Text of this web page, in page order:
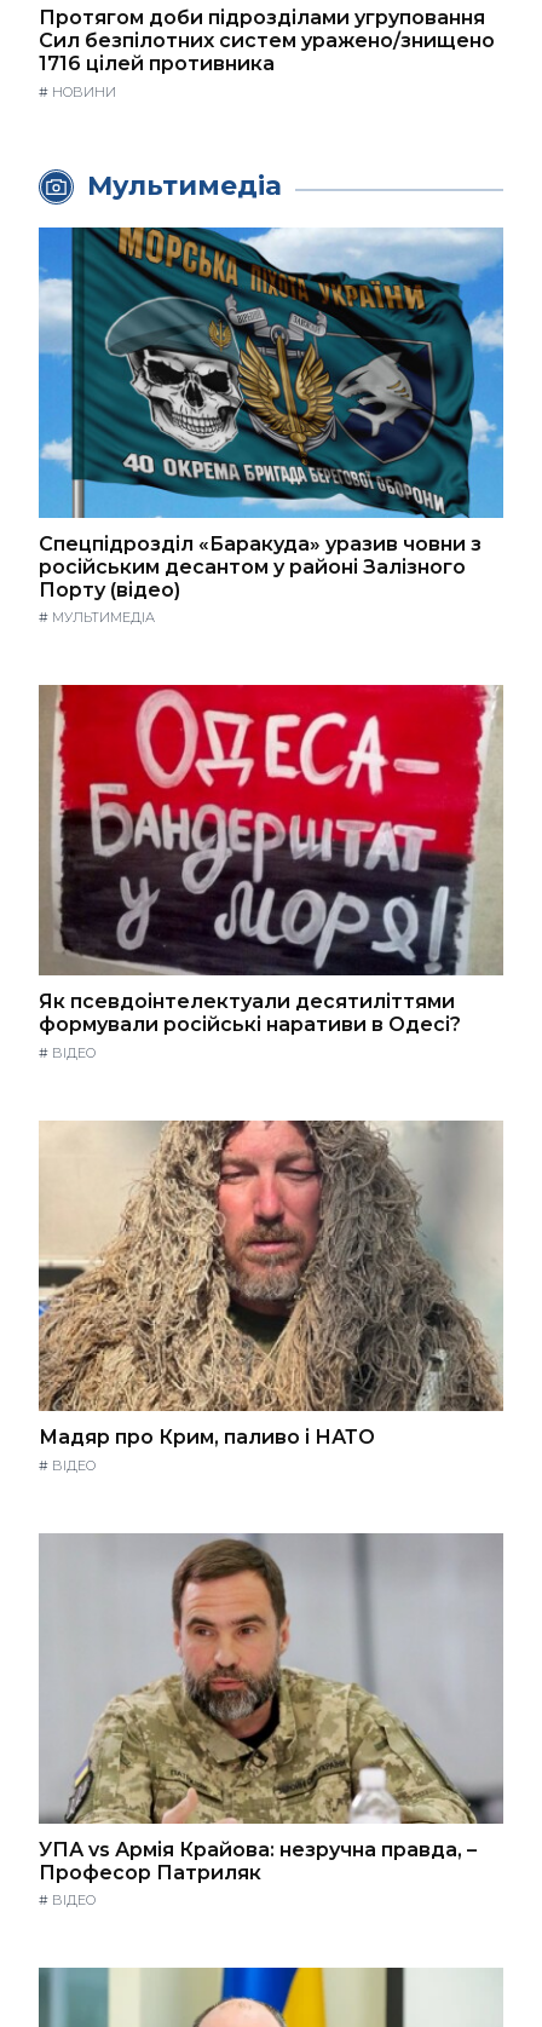
Протягом доби підрозділами угруповання
Сил безпілотних систем уражено/знищено
1716 цілей противника
# НОВИНИ
Мультимедіа
Спецпідрозділ «Баракуда» уразив човни з
російським десантом у районі Залізного
Порту (відео)
# МУЛЬТИМЕДІА
Як псевдоінтелектуали десятиліттями
формували російські наративи в Одесі?
# ВІДЕО
Мадяр про Крим, паливо і НАТО
# ВІДЕО
УПА vs Армія Крайова: незручна правда, –
Професор Патриляк
# ВІДЕО